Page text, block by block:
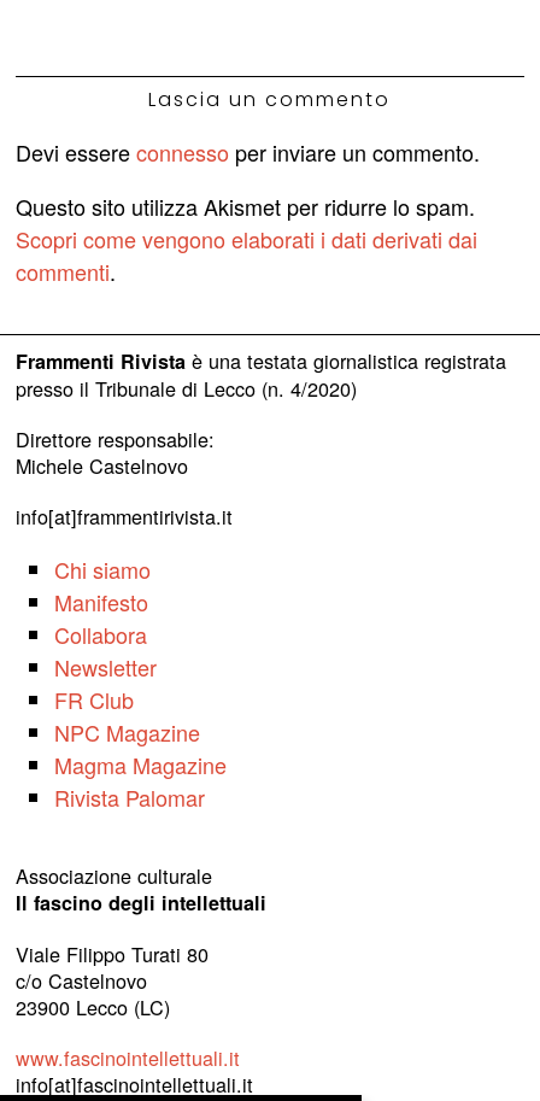
Lascia un commento
Devi essereconnesso per inviare un commento.
Questo sito utilizza Akismet per ridurre lo spam.
Scopri come vengono elaborati i dati derivati dai
commenti.
Frammenti Rivistaè una testata giornalistica registrata
presso il Tribunale di Lecco (n. 4/2020)
Direttore responsabile:
Michele Castelnovo
info[at]frammentirivista.it
Chi siamo
Manifesto
Collabora
Newsletter
FR Club
NPC Magazine
Magma Magazine
Rivista Palomar
Associazione culturale
Il fascino degli intellettuali
Viale Filippo Turati 80
c/o Castelnovo
23900 Lecco (LC)
www.fascinointellettuali.it
info[at]fascinointellettuali.it